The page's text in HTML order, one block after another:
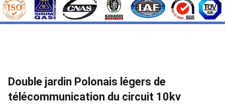
Double jardin Polonais légers de
télécommunication du circuit 10kv